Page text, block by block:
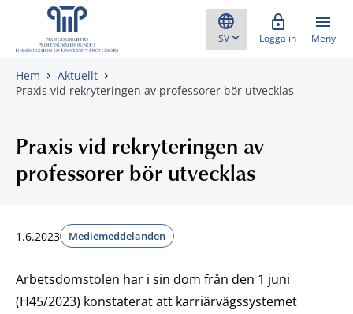
Gå direkt till innehåll
Logga in Meny
Hem
Aktuellt
Praxis vid rekryteringen av professorer bör utvecklas
Praxis vid rekryteringen av
professorer bör utvecklas
1.6.2023 Mediemeddelanden
Arbetsdomstolen har i sin dom från den 1 juni
(H45/2023) konstaterat att karriärvägssystemet